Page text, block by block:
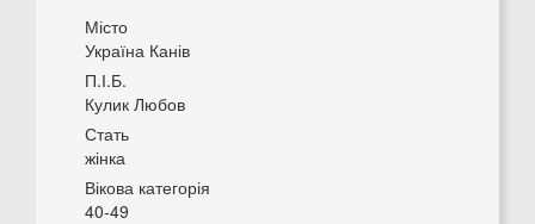
Місто
Україна Канів
П.І.Б.
Кулик Любов
Стать
жінка
Вікова категорія
40-49